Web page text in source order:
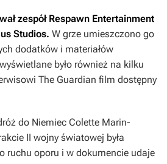
zespół Respawn Entertainment
Studios. W grze umieszczono go
dodatków i materiałów
wyświetlane było również na kilku
The Guardian film dostępny
do Niemiec Colette Marin-
II wojny światowej była
ruchu oporu i w dokumencie udaje